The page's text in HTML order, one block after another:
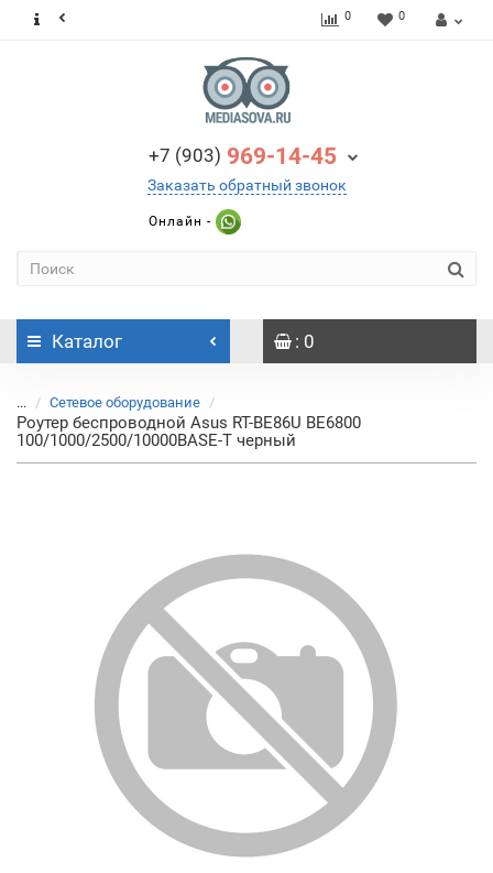
0 0
+7 (903) 969-14-45
Заказать обратный звонок
Онлайн -
Каталог : 0
... Сетевое оборудование
Роутер беспроводной Asus RT-BE86U BE6800
100/1000/2500/10000BASE-T черный